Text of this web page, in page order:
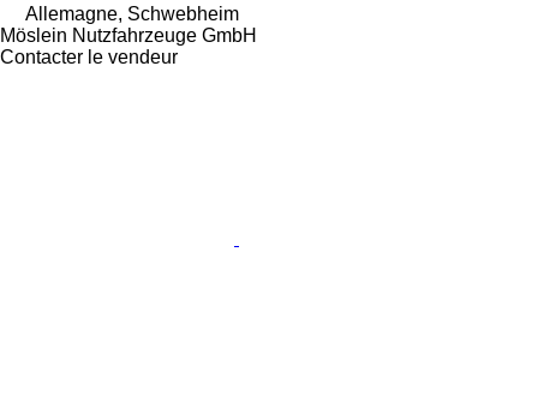
Allemagne, Schwebheim
Möslein Nutzfahrzeuge GmbH
Contacter le vendeur